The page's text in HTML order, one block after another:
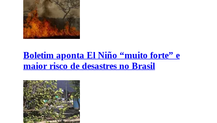
Boletim aponta El Niño “muito forte” e
maior risco de desastres no Brasil